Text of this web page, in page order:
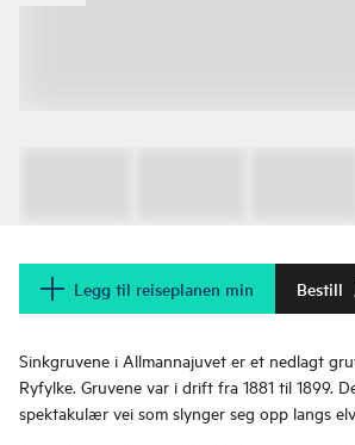
Legg til reiseplanen min Bestill
Sinkgruvene i Allmannajuvet er et nedlagt
Ryfylke. Gruvene var i drift fra 1881 til 1899.
spektakulær vei som slynger seg opp langs